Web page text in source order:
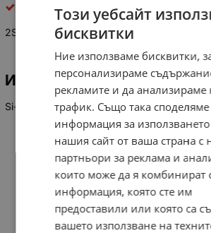
pnp биполярни
2SB 873
ИНФОРМАЦИЯ
Si-PDC-DC-Conv., E, 30V, 5A, 1W, 120 MHz
Този уебсайт
бисквитки
Ние използваме бисквитки,
персонализираме
рекламите и да
трафик. Също така споделяме
информация за
нашия сайт от ваша страна с
партньори за реклама и
които може да я комбинират
информация, която сте им
предоставили или която са
вашето използване на